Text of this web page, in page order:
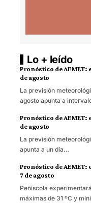
Lo + leído
Pronóstico de AEMET:
de agosto
La previsión
agosto apunta a
Pronóstico de AEMET:
de agosto
La previsión
apunta a un día…
Pronóstico de AEMET:
7 de agosto
Peñíscola
máximas de 31 ºC y